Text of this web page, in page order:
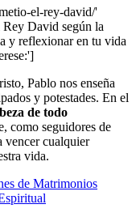
el-rey-david/'
Rey David según la
y reflexionar en tu vida
Pablo nos enseña
y potestades. En el
de todo
como seguidores de
vencer cualquier
vida.
de Matrimonios